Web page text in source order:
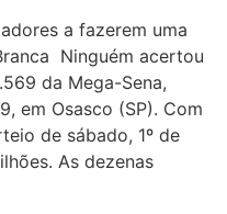
a fazerem uma
Ninguém acertou
da Mega-Sena,
em Osasco (SP). Com
de sábado, 1º de
As dezenas